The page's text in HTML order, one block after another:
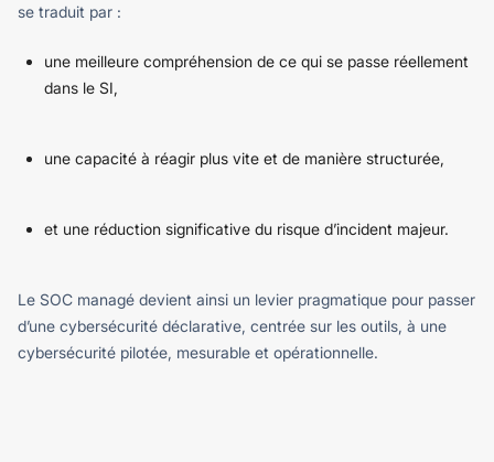
se traduit par :
une meilleure compréhension de ce qui se passe réellement
dans le SI,
une capacité à réagir plus vite et de manière structurée,
et une réduction significative du risque d’incident majeur.
Le SOC managé devient ainsi un levier pragmatique pour passer
d’une cybersécurité déclarative, centrée sur les outils, à une
cybersécurité pilotée, mesurable et opérationnelle.